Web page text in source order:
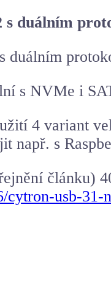
s duálním
duálním
s NVMe i
4 variant
např. s
článku)
cytron-usb-